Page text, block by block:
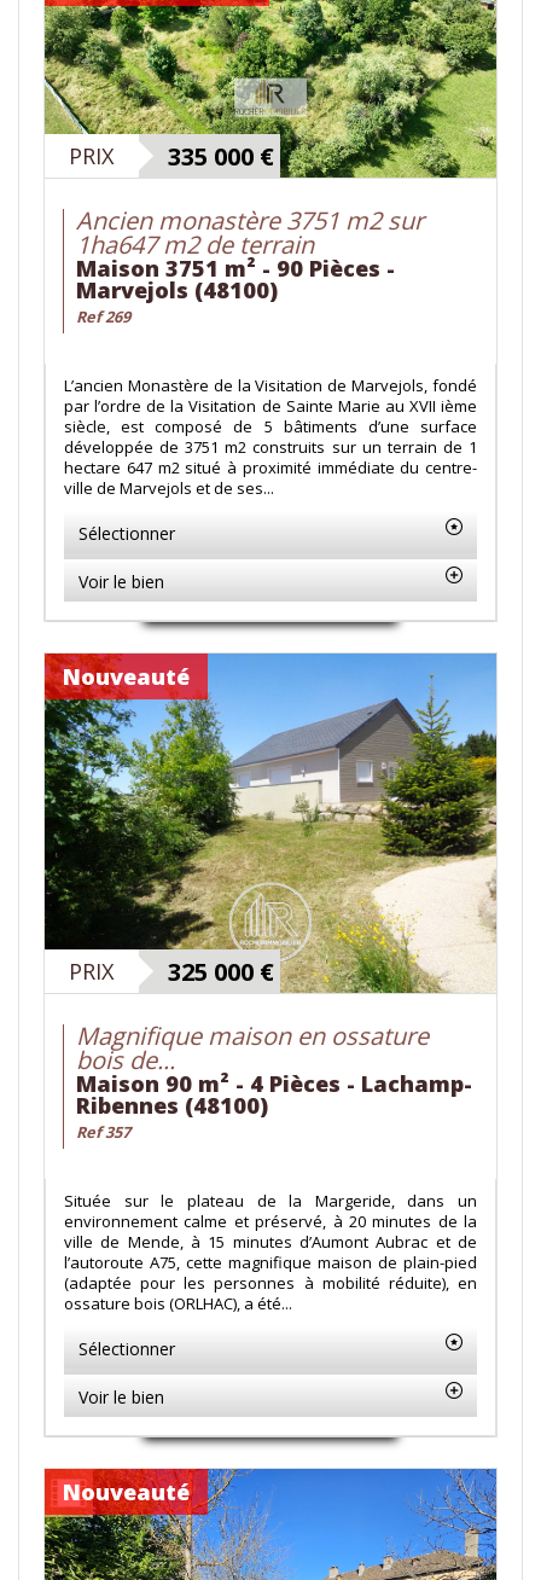
PRIX 335 000 €
Ancien monastère 3751 m2 sur
1ha647 m2 de terrain
Maison 3751 m² - 90 Pièces -
Marvejols (48100)
Ref 269
L’ancien Monastère de la Visitation de Marvejols, fondé
par l’ordre de la Visitation de Sainte Marie au XVII ième
siècle, est composé de 5 bâtiments d’une surface
développée de 3751 m2 construits sur un terrain de 1
hectare 647 m2 situé à proximité immédiate du centre-
ville de Marvejols et de ses...
Sélectionner
Voir le bien
Nouveauté
PRIX 325 000 €
Magnifique maison en ossature
bois de...
Maison 90 m² - 4 Pièces - Lachamp-
Ribennes (48100)
Ref 357
Située sur le plateau de la Margeride, dans un
environnement calme et préservé, à 20 minutes de la
ville de Mende, à 15 minutes d’Aumont Aubrac et de
l’autoroute A75, cette magnifique maison de plain-pied
(adaptée pour les personnes à mobilité réduite), en
ossature bois (ORLHAC), a été...
Sélectionner
Voir le bien
Nouveauté